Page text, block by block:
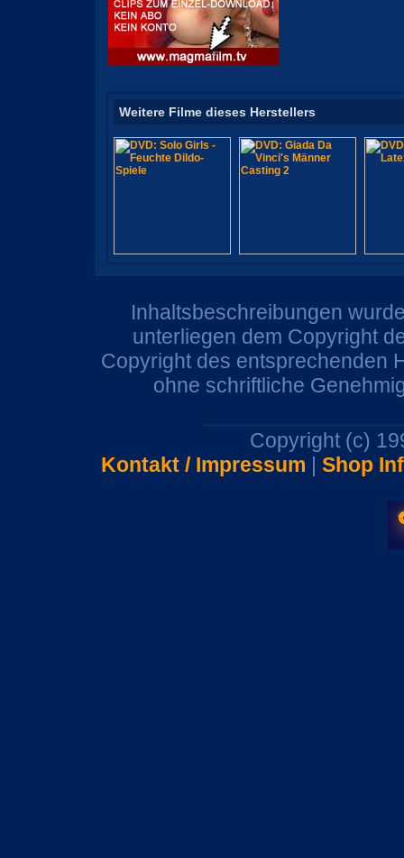
Weitere Filme dieses Herstellers
Inhaltsbeschreibungen
unterliegen dem Copyright
Copyright des entsprechenden
ohne schriftliche
Copyright (c)
Kontakt / Impressum | Shop